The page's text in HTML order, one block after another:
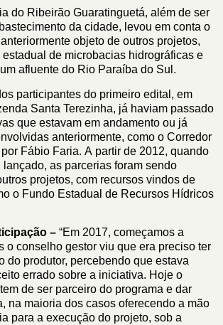
do Ribeirão Guaratinguetá, além de ser
da cidade, levou em conta o
objeto de outros projetos,
de microbacias hidrográficas e
afluente do Rio Paraíba do Sul.
participantes do primeiro edital, em
Santa Terezinha, já haviam passado
que estavam em andamento ou já
anteriormente, como o Corredor
Fábio Faria. A partir de 2012, quando
lançado, as parcerias foram sendo
projetos, com recursos vindos de
o Fundo Estadual de Recursos Hídricos
– “Em 2017, começamos a
o conselho gestor viu que era preciso ter
do produtor, percebendo que estava
errado sobre a iniciativa. Hoje o
de ser parceiro do programa e dar
na maioria dos casos oferecendo a mão
para a execução do projeto, sob a